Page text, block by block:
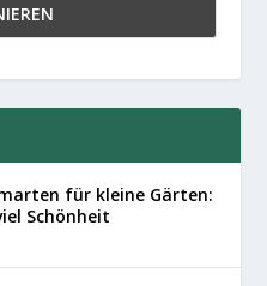
für kleine Gärten:
Schönheit